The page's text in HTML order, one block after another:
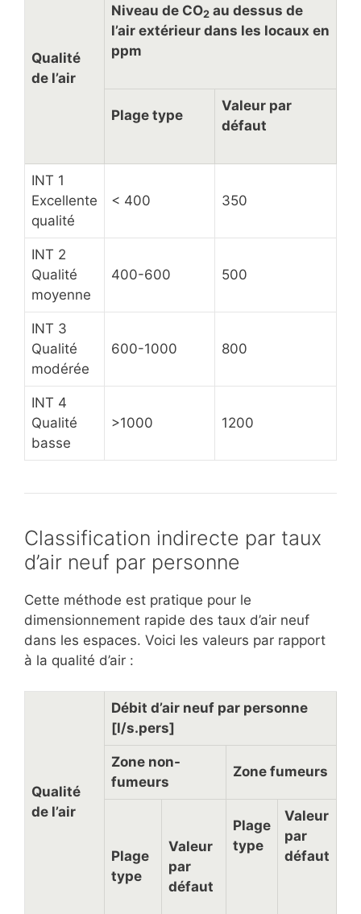
Qualité
de l’air
Niveau de CO2 au dessus de
l’air extérieur dans les locaux en
ppm
Plage type
Valeur par
défaut
INT 1
Excellente
qualité
< 400 350
INT 2
Qualité
moyenne
400-600 500
INT 3
Qualité
modérée
600-1000 800
INT 4
Qualité
basse
>1000 1200
Classification indirecte par taux
d’air neuf par personne
Cette méthode est pratique pour le
dimensionnement rapide des taux d’air neuf
dans les espaces. Voici les valeurs par rapport
à la qualité d’air :
Qualité
de l’air
Débit d’air neuf par personne
[l/s.pers]
Zone non-
fumeurs
Zone fumeurs
Plage
type
Valeur
par
défaut
Plage
type
Valeur
par
défaut